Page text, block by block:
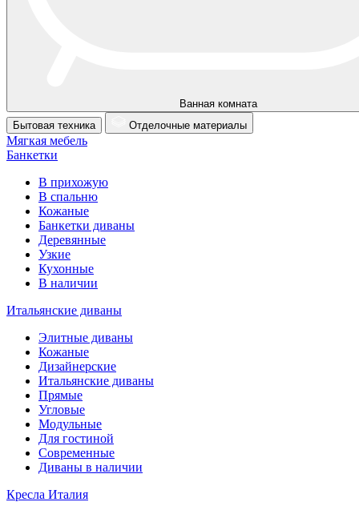
Ванная комната
Бытовая техника
Отделочные материалы
Мягкая мебель
Банкетки
В прихожую
В спальню
Кожаные
Банкетки диваны
Деревянные
Узкие
Кухонные
В наличии
Итальянские диваны
Элитные диваны
Кожаные
Дизайнерские
Итальянские диваны
Прямые
Угловые
Модульные
Для гостиной
Современные
Диваны в наличии
Кресла Италия